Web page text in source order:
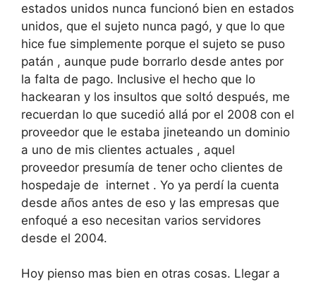
estados unidos nunca funcionó bien en estados
unidos, que el sujeto nunca pagó, y que lo que
hice fue simplemente porque el sujeto se puso
patán , aunque pude borrarlo desde antes por
la falta de pago. Inclusive el hecho que lo
hackearan y los insultos que soltó después, me
recuerdan lo que sucedió allá por el 2008 con el
proveedor que le estaba jineteando un dominio
a uno de mis clientes actuales , aquel
proveedor presumía de tener ocho clientes de
hospedaje de internet . Yo ya perdí la cuenta
desde años antes de eso y las empresas que
enfoqué a eso necesitan varios servidores
desde el 2004.
Hoy pienso mas bien en otras cosas. Llegar a